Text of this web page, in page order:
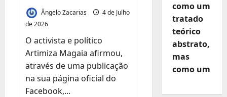
Ângelo Zacarias
4 de Julho
de 2026
O activista e político
Artimiza Magaia afirmou,
através de uma publicação
na sua página oficial do
Facebook,...
como um
tratado
teórico
abstrato,
mas
como um